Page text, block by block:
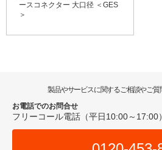
ースコネクター 大口径 ＜GES
＞
製品やサービスに関するご相談やご質
お電話でのお問合せ
フリーコール電話（平日10:00～17:00）